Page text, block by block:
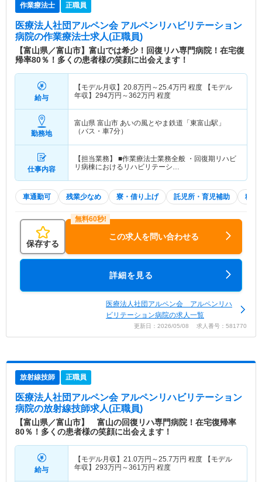
作業療法士 正職員
医療法人社団アルペン会 アルペンリハビリテーション
病院の作業療法士求人(正職員)
【富山県／富山市】富山では希少！回復リハ専門病院！在宅復
帰率80％！多くの患者様の笑顔に出会えます！
給与
【モデル月収】 20.8万円～25.4万円 程度 【モデル
年収】 294万円～362万円 程度
勤務地
富山県 富山市 あいの風とやま鉄道「東富山駅」
（バス・車7分）
仕事内容
【担当業務】 ■作業療法士業務全般 ・回復期リハビ
リ病棟におけるリハビリテーシ…
車通勤可 残業少なめ 寮・借り上げ 託児所・育児補助 積極
保存する
この求人を問い合わせる
詳細を見る
医療法人社団アルペン会 アルペンリハ
ビリテーション病院の求人一覧
更新日：2026/05/08 求人番号：581770
放射線技師 正職員
医療法人社団アルペン会 アルペンリハビリテーション
病院の放射線技師求人(正職員)
【富山県／富山市】 富山の回復リハ専門病院！在宅復帰率
80％！多くの患者様の笑顔に出会えます！
給与
【モデル月収】 21.0万円～25.7万円 程度 【モデル
年収】 293万円～361 万円 程度